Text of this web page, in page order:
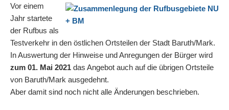
Vor einem
Jahr startete
der Rufbus als
Testverkehr in den östlichen Ortsteilen der Stadt Baruth/Mark.
In Auswertung der Hinweise und Anregungen der Bürger wird
zum 01. Mai 2021 das Angebot auch auf die übrigen Ortsteile
von Baruth/Mark ausgedehnt.
Aber damit sind noch nicht alle Änderungen beschrieben.